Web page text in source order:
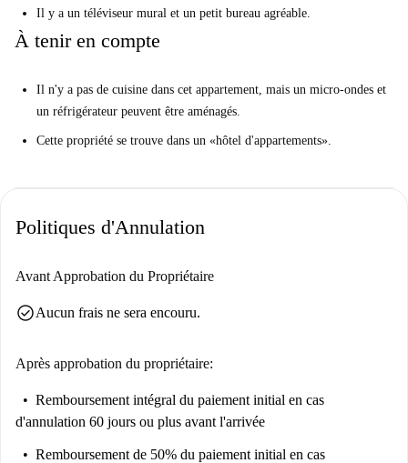
Il y a un téléviseur mural et un petit bureau agréable.
À tenir en compte
Il n'y a pas de cuisine dans cet appartement, mais un micro-ondes et
un réfrigérateur peuvent être aménagés.
Cette propriété se trouve dans un «hôtel d'appartements».
Politiques d'Annulation
Avant Approbation du Propriétaire
check_circleAucun frais ne sera encouru.
Après approbation du propriétaire:
Remboursement intégral du paiement initial en cas
d'annulation 60 jours ou plus avant l'arrivée
Remboursement de 50% du paiement initial en cas